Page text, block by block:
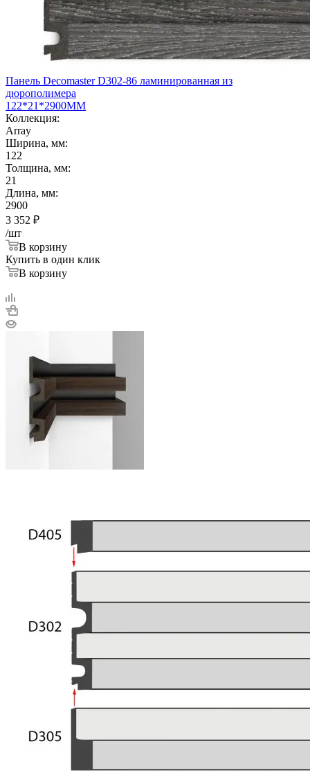
Панель Decomaster D302-86 ламинированная из
дюрополимера
122*21*2900ММ
Коллекция:
Array
Ширина, мм:
122
Толщина, мм:
21
Длина, мм:
2900
3 352 ₽
/шт
В корзину
Купить в один клик
В корзину